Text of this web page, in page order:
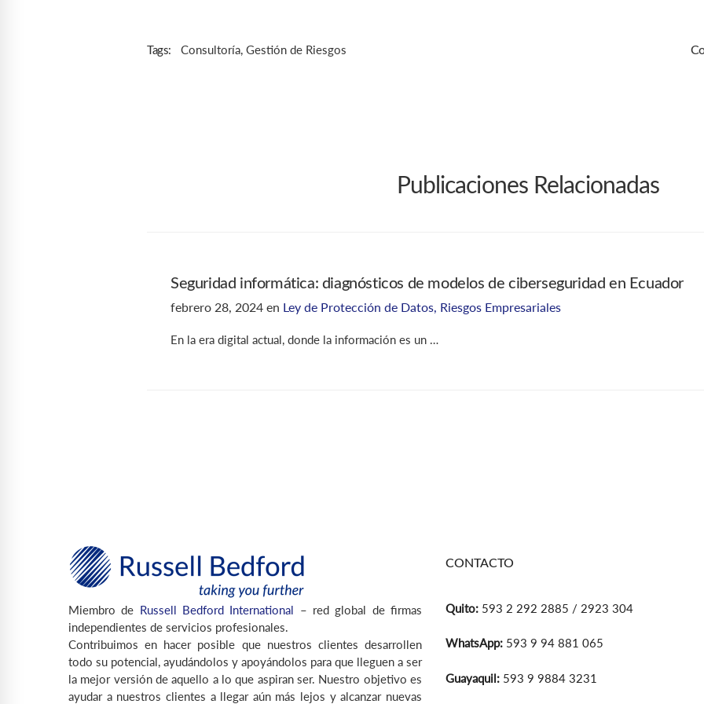
Tags: Consultoría, Gestión de Riesgos
Publicaciones Relacionadas
Seguridad informática: diagnósticos de modelos de ciberseguridad en Ecuador
febrero 28, 2024 en Ley de Protección de Datos, Riesgos Empresariales
En la era digital actual, donde la información es un …
Miembro de Russell Bedford International – red global de firmas
independientes de servicios profesionales.
Contribuimos en hacer posible que nuestros clientes desarrollen
todo su potencial, ayudándolos y apoyándolos para que lleguen a ser
la mejor versión de aquello a lo que aspiran ser. Nuestro objetivo es
ayudar a nuestros clientes a llegar aún más lejos y alcanzar nuevas
CONTACTO
Quito: 593 2 292 2885 / 2923 304
WhatsApp: 593 9 94 881 065
Guayaquil: 593 9 9884 3231